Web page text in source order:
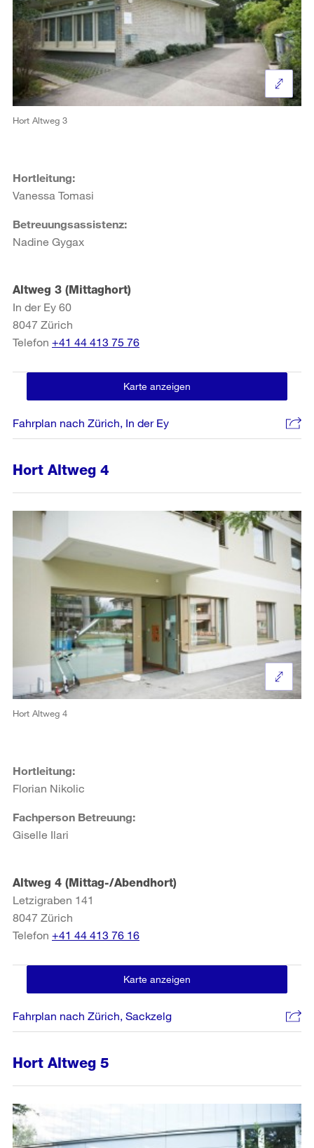
Hort Altweg 3
Hortleitung:
Vanessa Tomasi
Betreuungsassistenz:
Nadine Gygax
Altweg 3 (Mittaghort)
In der Ey 60
8047 Zürich
Telefon +41 44 413 75 76
Karte anzeigen
Fahrplan nach Zürich, In der Ey
Hort Altweg 4
Hort Altweg 4
Hortleitung:
Florian Nikolic
Fachperson Betreuung:
Giselle Ilari
Altweg 4 (Mittag-/Abendhort)
Letzigraben 141
8047 Zürich
Telefon +41 44 413 76 16
Karte anzeigen
Fahrplan nach Zürich, Sackzelg
Hort Altweg 5